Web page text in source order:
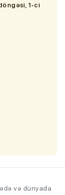
1-ci
və dünyada